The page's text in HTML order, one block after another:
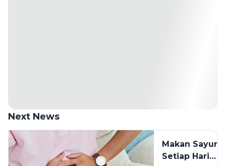
Next News
Makan Sayur
Setiap Hari